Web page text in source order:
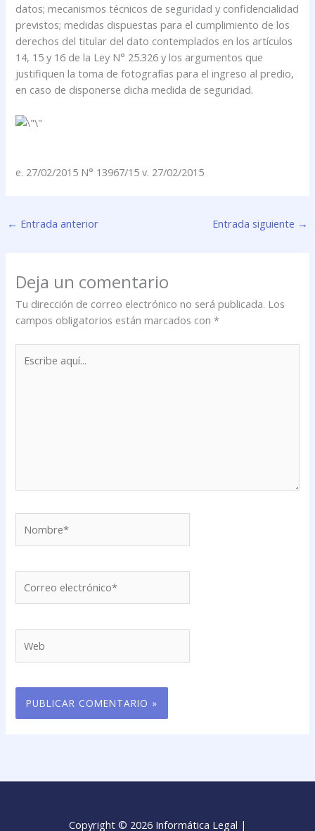
datos; mecanismos técnicos de seguridad y confidencialidad
previstos; medidas dispuestas para el cumplimiento de los
derechos del titular del dato contemplados en los artículos
14, 15 y 16 de la Ley N° 25.326 y los argumentos que
justifiquen la toma de fotografías para el ingreso al predio,
en caso de disponerse dicha medida de seguridad.
e. 27/02/2015 N° 13967/15 v. 27/02/2015
← Entrada anterior Entrada siguiente →
Deja un comentario
Tu dirección de correo electrónico no será publicada. Los
campos obligatorios están marcados con*
aquí...
electrónico*
Copyright © 2026 Informática Legal |